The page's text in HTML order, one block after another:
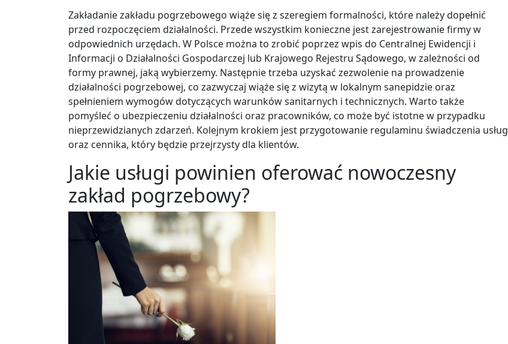
Zakładanie zakładu pogrzebowego wiąże się z szeregiem formalności, które należy dopełnić
przed rozpoczęciem działalności. Przede wszystkim konieczne jest zarejestrowanie firmy w
odpowiednich urzędach. W Polsce można to zrobić poprzez wpis do Centralnej Ewidencji i
Informacji o Działalności Gospodarczej lub Krajowego Rejestru Sądowego, w zależności od
formy prawnej, jaką wybierzemy. Następnie trzeba uzyskać zezwolenie na prowadzenie
działalności pogrzebowej, co zazwyczaj wiąże się z wizytą w lokalnym sanepidzie oraz
spełnieniem wymogów dotyczących warunków sanitarnych i technicznych. Warto także
pomyśleć o ubezpieczeniu działalności oraz pracowników, co może być istotne w przypadku
nieprzewidzianych zdarzeń. Kolejnym krokiem jest przygotowanie regulaminu świadczenia usług
oraz cennika, który będzie przejrzysty dla klientów.
Jakie usługi powinien oferować nowoczesny
zakład pogrzebowy?